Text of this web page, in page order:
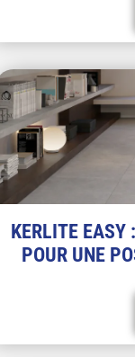
KERLITE
POUR UNE